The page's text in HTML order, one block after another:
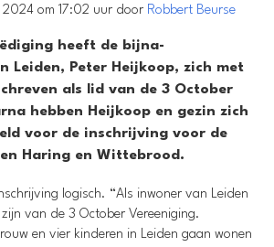
2024 om 17:02 uur door Robbert Beurse
heeft de bijna-
Leiden, Peter Heijkoop, zich met
als lid van de 3 October
hebben Heijkoop en gezin zich
voor de inschrijving voor de
Haring en Wittebrood.
logisch. “Als inwoner van Leiden
van de 3 October Vereeniging.
en vier kinderen in Leiden gaan wonen